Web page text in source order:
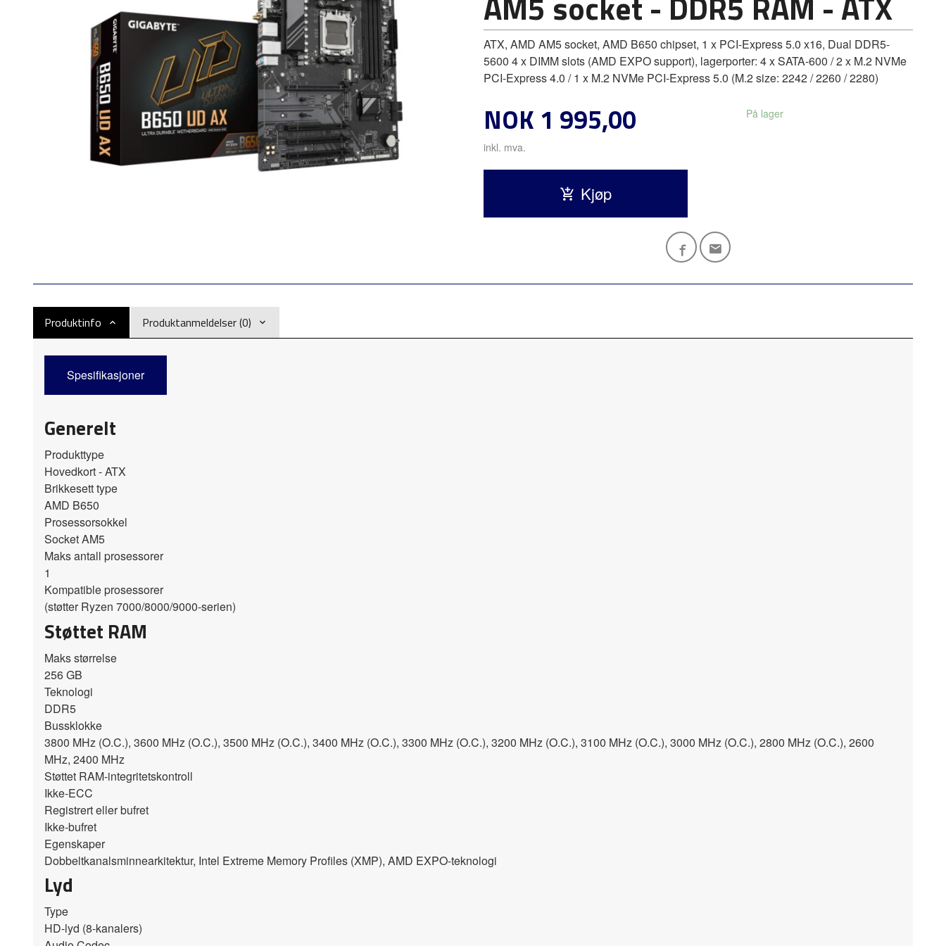
ATX, AMD AM5 socket, AMD B650 chipset, 1 x PCI-Express 5.0 x16, Dual DDR5-
5600 4 x DIMM slots (AMD EXPO support), lagerporter: 4 x SATA-600 / 2 x M.2 NVMe
PCI-Express 4.0 / 1 x M.2 NVMe PCI-Express 5.0 (M.2 size: 2242 / 2260 / 2280)
Pris
NOK 1 995,00
inkl. mva.
På lager
Kjøp
Produktinfo Produktanmeldelser (0)
Spesifikasjoner
Generelt
Produkttype
Hovedkort - ATX
Brikkesett type
AMD B650
Prosessorsokkel
Socket AM5
Maks antall prosessorer
1
Kompatible prosessorer
(støtter Ryzen 7000/8000/9000-serien)
Støttet RAM
Maks størrelse
256 GB
Teknologi
DDR5
Bussklokke
3800 MHz (O.C.), 3600 MHz (O.C.), 3500 MHz (O.C.), 3400 MHz (O.C.), 3300 MHz (O.C.), 3200 MHz (O.C.), 3100 MHz (O.C.), 3000 MHz (O.C.), 2800 MHz (O.C.), 2600
MHz, 2400 MHz
Støttet RAM-integritetskontroll
Ikke-ECC
Registrert eller bufret
Ikke-bufret
Egenskaper
Dobbeltkanalsminnearkitektur, Intel Extreme Memory Profiles (XMP), AMD EXPO-teknologi
Lyd
Type
HD-lyd (8-kanalers)